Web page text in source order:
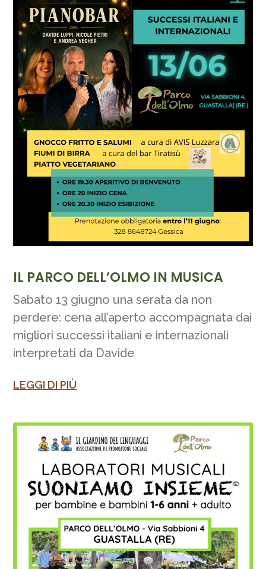
IL PARCO DELL’OLMO IN MUSICA
Sabato 13 giugno una serata da non
perdere: cena all’aperto accompagnata dai
migliori successi italiani e internazionali
interpretati da Davide
LEGGI DI PIÙ